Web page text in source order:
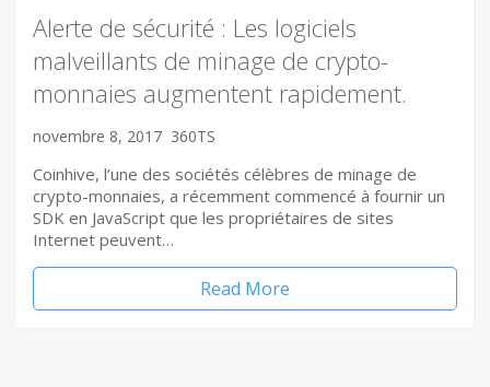
Alerte de sécurité : Les logiciels
malveillants de minage de crypto-
monnaies augmentent rapidement.
novembre 8, 2017 360TS
Coinhive, l’une des sociétés célèbres de minage de
crypto-monnaies, a récemment commencé à fournir un
SDK en JavaScript que les propriétaires de sites
Internet peuvent…
Read More